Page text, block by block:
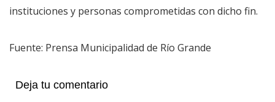
instituciones y personas comprometidas con dicho fin.
Fuente: Prensa Municipalidad de Río Grande
Deja tu comentario